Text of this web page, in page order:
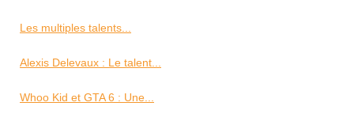
Les multiples talents...
Alexis Delevaux : Le talent...
Whoo Kid et GTA 6 : Une...